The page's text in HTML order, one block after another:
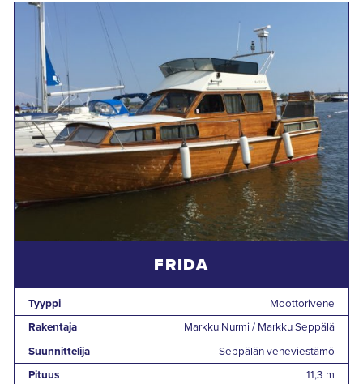
FRIDA
Tyyppi
Moottorivene
Rakentaja
Markku Nurmi / Markku Seppälä
Suunnittelija
Seppälän veneviestämö
Pituus
11,3 m